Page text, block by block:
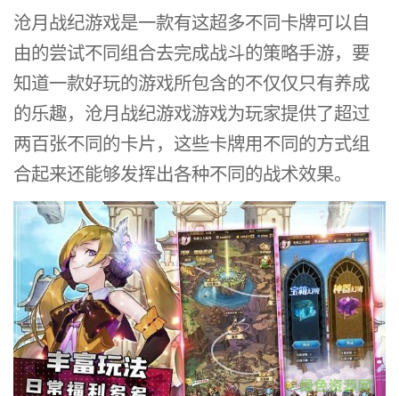
沧月战纪游戏是一款有这超多不同卡牌可以自
由的尝试不同组合去完成战斗的策略手游，要
知道一款好玩的游戏所包含的不仅仅只有养成
的乐趣，沧月战纪游戏游戏为玩家提供了超过
两百张不同的卡片，这些卡牌用不同的方式组
合起来还能够发挥出各种不同的战术效果。